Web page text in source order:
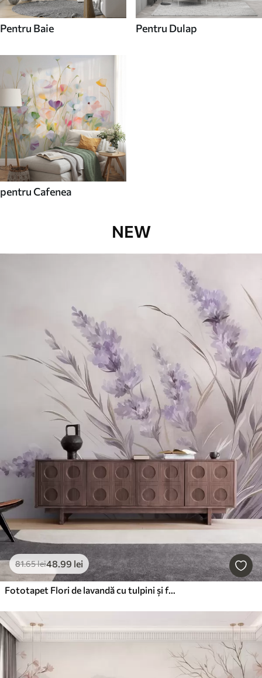
Pentru Baie Pentru Dulap
pentru Cafenea
NEW
81.65lei48.99 lei
Fototapet Flori de lavandă cu tulpini și frunze lungi, o operă de artă cu textură delicată în nuanțe pastelate